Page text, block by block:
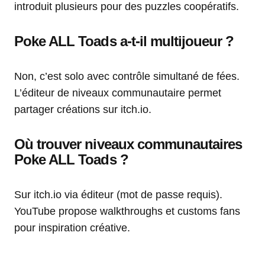
introduit plusieurs pour des puzzles coopératifs.
Poke ALL Toads a-t-il multijoueur ?
Non, c’est solo avec contrôle simultané de fées.
L’éditeur de niveaux communautaire permet
partager créations sur itch.io.
Où trouver niveaux communautaires
Poke ALL Toads ?
Sur itch.io via éditeur (mot de passe requis).
YouTube propose walkthroughs et customs fans
pour inspiration créative.